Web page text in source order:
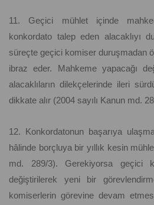
11. Geçici mühlet içinde
konkordato talep eden alacaklıyı
süreçte geçici komiser duruşmadan
ibraz eder. Mahkeme yapacağı
alacaklıların dilekçelerinde ileri
dikkate alır (2004 sayılı Kanun md.
12. Konkordatonun başarıya
hâlinde borçluya bir yıllık kesin
md. 289/3). Gerekiyorsa geçici
değiştirilerek yeni bir
komiserlerin görevine devam